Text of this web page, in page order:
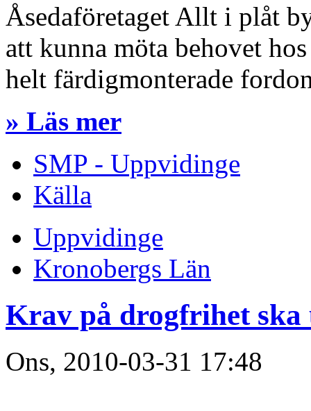
Åsedaföretaget Allt i plåt
att kunna möta behovet
helt färdigmonterade
» Läs mer
SMP - Uppvidinge
Källa
Uppvidinge
Kronobergs Län
Krav på drogfrihet ska
Ons, 2010-03-31 17:48